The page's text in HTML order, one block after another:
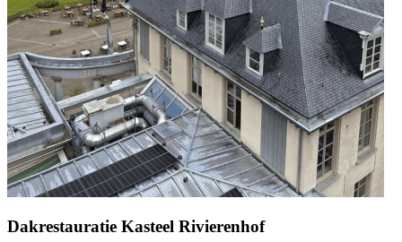
Dakrestauratie Kasteel Rivierenhof